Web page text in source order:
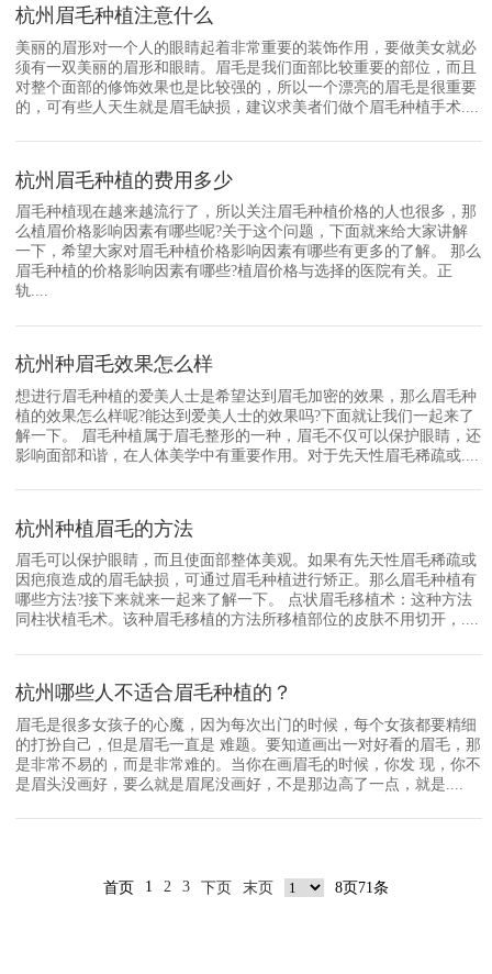
杭州眉毛种植注意什么
美丽的眉形对一个人的眼睛起着非常重要的装饰作用，要做美女就必
须有一双美丽的眉形和眼睛。眉毛是我们面部比较重要的部位，而且
对整个面部的修饰效果也是比较强的，所以一个漂亮的眉毛是很重要
的，可有些人天生就是眉毛缺损，建议求美者们做个眉毛种植手术....
杭州眉毛种植的费用多少
眉毛种植现在越来越流行了，所以关注眉毛种植价格的人也很多，那
么植眉价格影响因素有哪些呢?关于这个问题，下面就来给大家讲解
一下，希望大家对眉毛种植价格影响因素有哪些有更多的了解。 那么
眉毛种植的价格影响因素有哪些?植眉价格与选择的医院有关。正
轨....
杭州种眉毛效果怎么样
想进行眉毛种植的爱美人士是希望达到眉毛加密的效果，那么眉毛种
植的效果怎么样呢?能达到爱美人士的效果吗?下面就让我们一起来了
解一下。 眉毛种植属于眉毛整形的一种，眉毛不仅可以保护眼睛，还
影响面部和谐，在人体美学中有重要作用。对于先天性眉毛稀疏或....
杭州种植眉毛的方法
眉毛可以保护眼睛，而且使面部整体美观。如果有先天性眉毛稀疏或
因疤痕造成的眉毛缺损，可通过眉毛种植进行矫正。那么眉毛种植有
哪些方法?接下来就来一起来了解一下。 点状眉毛移植术：这种方法
同柱状植毛术。该种眉毛移植的方法所移植部位的皮肤不用切开，....
杭州哪些人不适合眉毛种植的？
眉毛是很多女孩子的心魔，因为每次出门的时候，每个女孩都要精细
的打扮自己，但是眉毛一直是 难题。要知道画出一对好看的眉毛，那
是非常不易的，而是非常难的。当你在画眉毛的时候，你发 现，你不
是眉头没画好，要么就是眉尾没画好，不是那边高了一点，就是....
首页 1 2 3 下页 末页 8页71条